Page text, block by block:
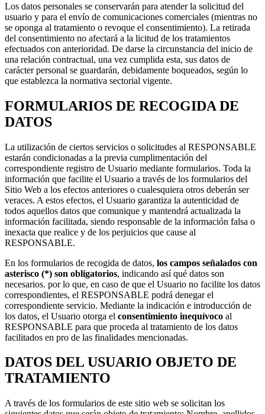
Los datos personales se conservarán para atender la solicitud del
usuario y para el envío de comunicaciones comerciales (mientras no
se oponga al tratamiento o revoque el consentimiento). La retirada
del consentimiento no afectará a la licitud de los tratamientos
efectuados con anterioridad. De darse la circunstancia del inicio de
una relación contractual, una vez cumplida esta, sus datos de
carácter personal se guardarán, debidamente boqueados, según lo
que establezca la normativa sectorial vigente.
FORMULARIOS DE RECOGIDA DE
DATOS
La utilización de ciertos servicios o solicitudes al RESPONSABLE
estarán condicionadas a la previa cumplimentación del
correspondiente registro de Usuario mediante formularios. Toda la
información que facilite el Usuario a través de los formularios del
Sitio Web a los efectos anteriores o cualesquiera otros deberán ser
veraces. A estos efectos, el Usuario garantiza la autenticidad de
todos aquellos datos que comunique y mantendrá actualizada la
información facilitada, siendo responsable de la información falsa o
inexacta que realice y de los perjuicios que cause al
RESPONSABLE.
En los formularios de recogida de datos, los campos señalados con
asterisco (*) son obligatorios, indicando así qué datos son
necesarios. por lo que, en caso de que el Usuario no facilite los datos
correspondientes, el RESPONSABLE podrá denegar el
correspondiente servicio. Mediante la indicación e introducción de
los datos, el Usuario otorga el consentimiento inequívoco al
RESPONSABLE para que proceda al tratamiento de los datos
facilitados en pro de las finalidades mencionadas.
DATOS DEL USUARIO OBJETO DE
TRATAMIENTO
A través de los formularios de este sitio web se solicitan los